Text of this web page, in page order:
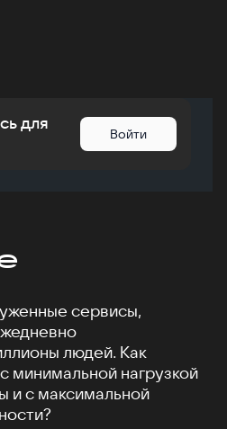
для
Войти
сервисы,
людей. Как
минимальной нагрузкой
и с максимальной